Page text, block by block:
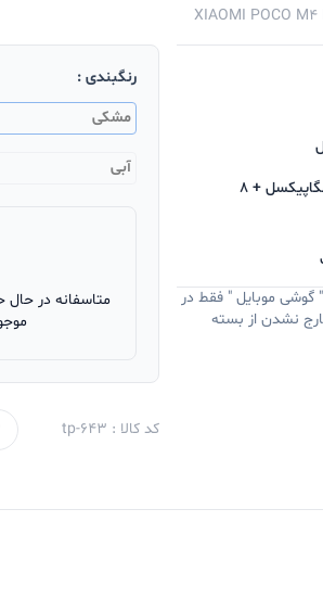
XIAOMI POCO M4
سه گانه 64 مگاپیکسل + 8
گوشی موبایل " فقط در
نشدن از بسته
رنگبندی :
مشکی
آبی
متاسفانه در حال
کد کالا : tp-643